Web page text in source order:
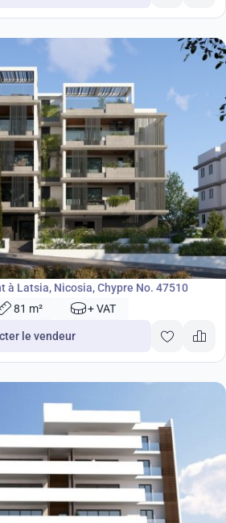
à Latsia, Nicosia, Chypre No. 47510
81 m² + VAT
le vendeur